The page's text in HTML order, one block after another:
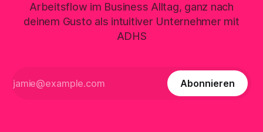
Arbeitsflow im Business Alltag, ganz nach
deinem Gusto als intuitiver Unternehmer mit
ADHS
Abonnieren